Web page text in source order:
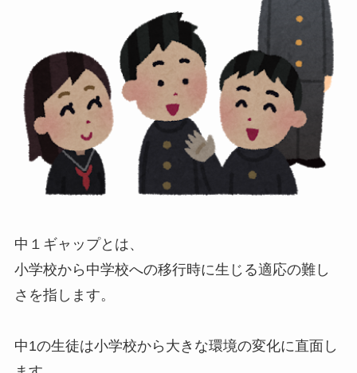
中１ギャップとは、
小学校から中学校への移行時に生じる適応の難し
さを指します。
中1の生徒は小学校から大きな環境の変化に直面し